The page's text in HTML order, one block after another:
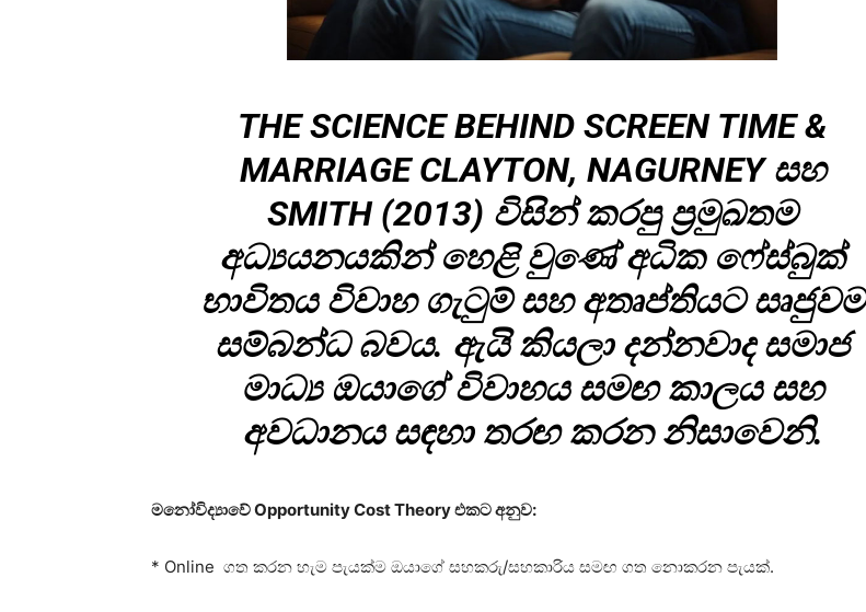
THE SCIENCE BEHIND SCREEN TIME &
MARRIAGE CLAYTON, NAGURNEY සහ
SMITH (2013) විසින් කරපු ප්‍රමුඛතම
අධ්‍යයනයකින් හෙළි වුණේ අධික ෆේස්බුක්
භාවිතය විවාහ ගැටුම් සහ අතෘප්තියට සෘජුවම
සම්බන්ධ බවය. ඇයි කියලා දන්නවාද සමාජ
මාධ්‍ය ඔයාගේ විවාහය සමඟ කාලය සහ
අවධානය සඳහා තරඟ කරන නිසාවෙනි.
මනෝවිද්‍යාවේ Opportunity Cost Theory එකට අනුව:
* Online ගත කරන හැම පැයක්ම ඔයාගේ සහකරු/සහකාරිය සමඟ ගත නොකරන පැයක්.